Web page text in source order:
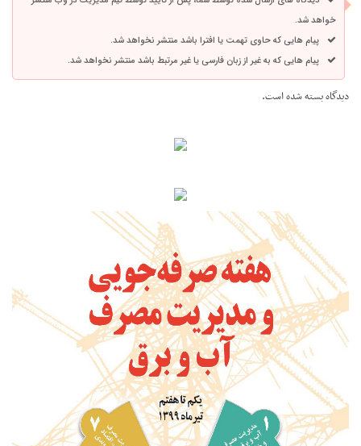
خواهد شد.
پیام هایی که حاوی تهمت یا افترا باشد منتشر نخواهد شد.
پیام هایی که به غیر از زبان فارسی یا غیر مرتبط باشد منتشر نخواهد شد.
دیدگاه بسته شده است.